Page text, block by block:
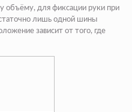
объёму, для фиксации руки при
лишь одной шины
зависит от того, где